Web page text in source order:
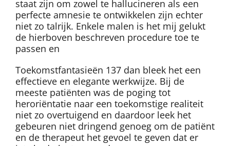
staat zijn om zowel te hallucineren als een
perfecte amnesie te ontwikkelen zijn echter
niet zo talrijk. Enkele malen is het mij gelukt
de hierboven beschreven procedure toe te
passen en
Toekomstfantasieën 137 dan bleek het een
effectieve en elegante werkwijze. Bij de
meeste patiënten was de poging tot
heroriëntatie naar een toekomstige realiteit
niet zo overtuigend en daardoor leek het
gebeuren niet dringend genoeg om de patiënt
en de therapeut het gevoel te geven dat er